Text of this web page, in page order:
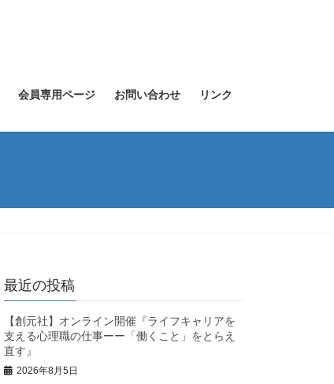
会員専用ページ お問い合わせ リンク
最近の投稿
【創元社】オンライン開催『ライフキャリアを
支える心理職の仕事ーー「働くこと」をとらえ
直す』
2026年8月5日